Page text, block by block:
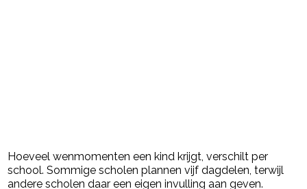
Hoeveel wenmomenten een kind krijgt, verschilt per
school. Sommige scholen plannen vijf dagdelen, terwijl
andere scholen daar een eigen invulling aan geven.